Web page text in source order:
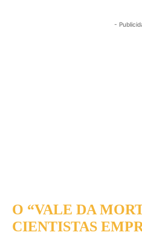
-
O “VALE DA
CIENTISTAS